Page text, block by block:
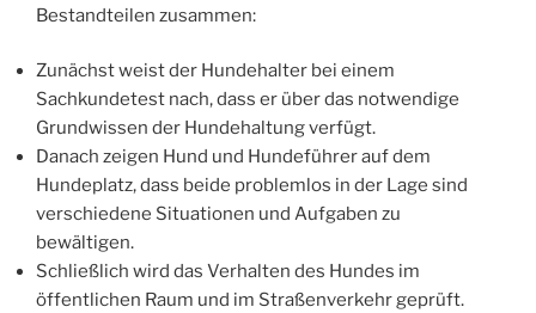
Bestandteilen zusammen:
Zunächst weist der Hundehalter bei einem
Sachkundetest nach, dass er über das notwendige
Grundwissen der Hundehaltung verfügt.
Danach zeigen Hund und Hundeführer auf dem
Hundeplatz, dass beide problemlos in der Lage sind
verschiedene Situationen und Aufgaben zu
bewältigen.
Schließlich wird das Verhalten des Hundes im
öffentlichen Raum und im Straßenverkehr geprüft.